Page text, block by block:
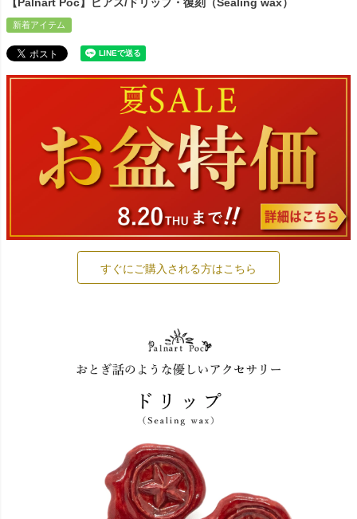
新着アイテム
すぐにご購入される方はこちら